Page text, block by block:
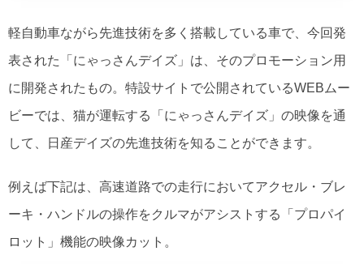
軽自動車ながら先進技術を多く搭載している車で、今回発
表された「にゃっさんデイズ」は、そのプロモーション用
に開発されたもの。特設サイトで公開されているWEBムー
ビーでは、猫が運転する「にゃっさんデイズ」の映像を通
して、日産デイズの先進技術を知ることができます。
例えば下記は、高速道路での走行においてアクセル・ブレ
ーキ・ハンドルの操作をクルマがアシストする「プロパイ
ロット」機能の映像カット。